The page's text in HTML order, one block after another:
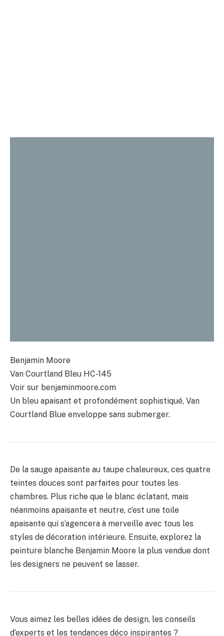
Benjamin Moore
Van Courtland Bleu HC-145
Voir sur benjaminmoore.com
Un bleu apaisant et profondément sophistiqué, Van
Courtland Blue enveloppe sans submerger.
De la sauge apaisante au taupe chaleureux, ces quatre
teintes douces sont parfaites pour toutes les
chambres. Plus riche que le blanc éclatant, mais
néanmoins apaisante et neutre, c’est une toile
apaisante qui s’agencera à merveille avec tous les
styles de décoration intérieure. Ensuite, explorez la
peinture blanche Benjamin Moore la plus vendue dont
les designers ne peuvent se lasser.
Vous aimez les belles idées de design, les conseils
d’experts et les tendances déco inspirantes ?